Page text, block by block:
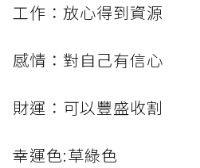
工作：放心得到資源
感情：對自己有信心
財運：可以豐盛收割
幸運色:草綠色